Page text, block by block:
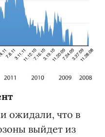
ожидали, что в
выйдет из